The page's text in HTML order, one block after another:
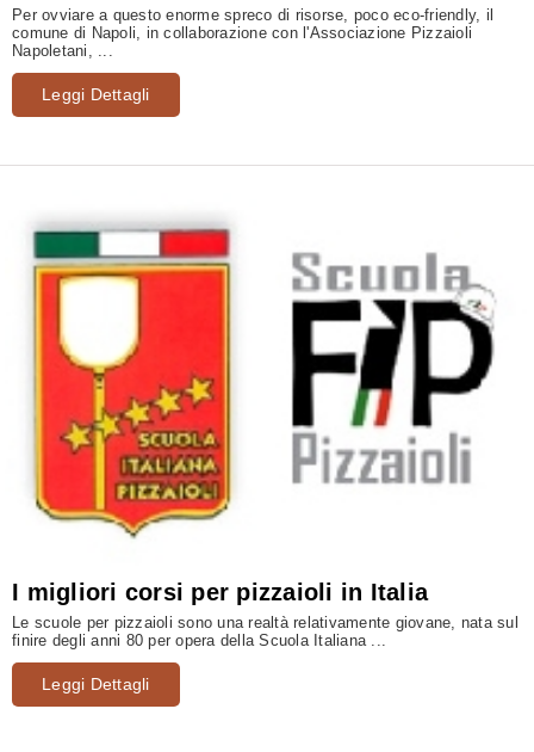
Per ovviare a questo enorme spreco di risorse, poco eco-friendly, il
comune di Napoli, in collaborazione con l'Associazione Pizzaioli
Napoletani, ...
Leggi Dettagli
I migliori corsi per pizzaioli in Italia
Le scuole per pizzaioli sono una realtà relativamente giovane, nata sul
finire degli anni 80 per opera della Scuola Italiana ...
Leggi Dettagli